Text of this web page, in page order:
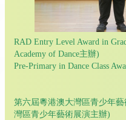
RAD Entry Level Award in
Academy of Dance主辦)
Pre-Primary in Dance Class
第六屆粵港澳大灣區青少年
灣區青少年藝術展演主辦)